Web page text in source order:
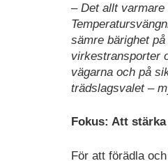
– Det allt
sämre bärighet
virkestransporter
vägarna och på
trädslagsvalet –
Fokus: Att
För att förädla